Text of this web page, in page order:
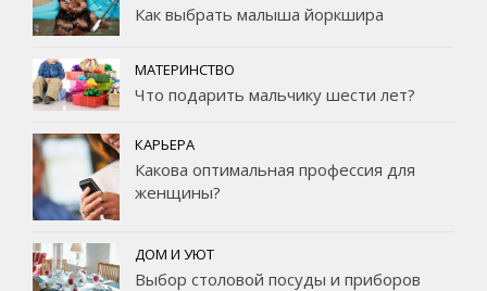
Как выбрать малыша йоркшира
МАТЕРИНСТВО
Что подарить мальчику шести лет?
КАРЬЕРА
Какова оптимальная профессия для
женщины?
ДОМ И УЮТ
Выбор столовой посуды и приборов